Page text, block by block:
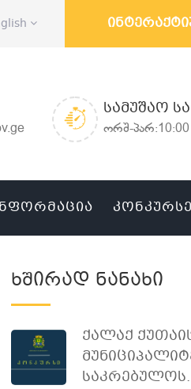
ᲡᲐᲛᲣᲨᲐᲝ
ორშ-
Ხშირად Ნანახი
Ქალაქ